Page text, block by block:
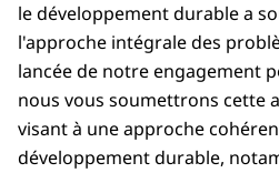
le développement durable a
l'approche intégrale des
lancée de notre engagement
nous vous soumettrons cette
visant à une approche
développement durable,